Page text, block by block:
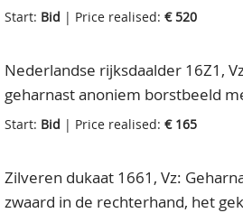
lambrekijns
zwaard in de rechterhand*
Delm.919, Cnm.2.17.117, zeer
Start: Bid | Price realised: € 520
Nederlandse rijksdaalder 16Z1,
geharnast anoniem borstbeeld
linkerhand en een geschouderd
gesplitst jaartal ter weerszijden
Start: Bid | Price realised: € 165
Zilveren dukaat 1661, Vz:
zwaard in de rechterhand, het